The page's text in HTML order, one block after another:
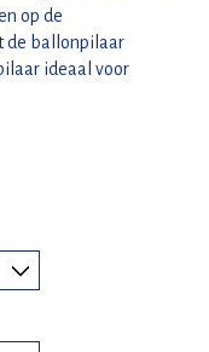
op de
de ballonpilaar
ideaal voor